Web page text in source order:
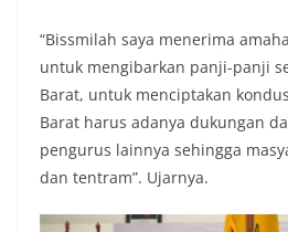
“Bissmilah saya menerima
untuk mengibarkan panji-panji
Barat, untuk menciptakan
Barat harus adanya dukungan
pengurus lainnya sehingga
dan tentram”. Ujarnya.